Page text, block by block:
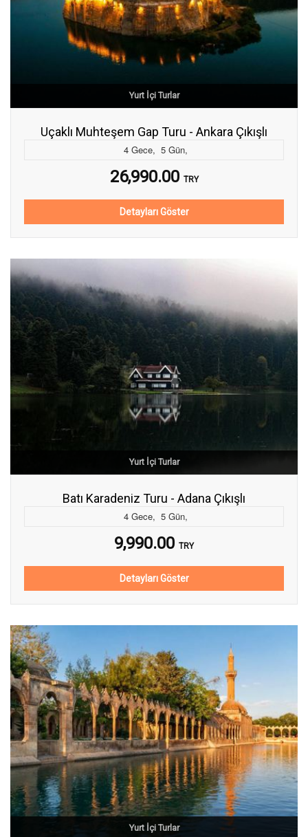
Yurt İçi Turlar
Uçaklı Muhteşem Gap Turu - Ankara Çıkışlı
4 Gece, 5 Gün,
26,990.00 TRY
Detayları Göster
Yurt İçi Turlar
Batı Karadeniz Turu - Adana Çıkışlı
4 Gece, 5 Gün,
9,990.00 TRY
Detayları Göster
Yurt İçi Turlar